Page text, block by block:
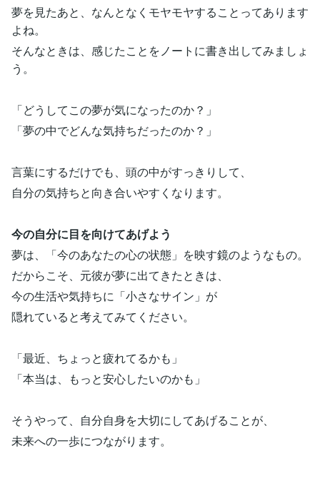
夢を見たあと、なんとなくモヤモヤすることってあります
よね。
そんなときは、感じたことをノートに書き出してみましょ
う。
「どうしてこの夢が気になったのか？」
「夢の中でどんな気持ちだったのか？」
言葉にするだけでも、頭の中がすっきりして、
自分の気持ちと向き合いやすくなります。
今の自分に目を向けてあげよう
夢は、「今のあなたの心の状態」を映す鏡のようなもの。
だからこそ、元彼が夢に出てきたときは、
今の生活や気持ちに「小さなサイン」が
隠れていると考えてみてください。
「最近、ちょっと疲れてるかも」
「本当は、もっと安心したいのかも」
そうやって、自分自身を大切にしてあげることが、
未来への一歩につながります。